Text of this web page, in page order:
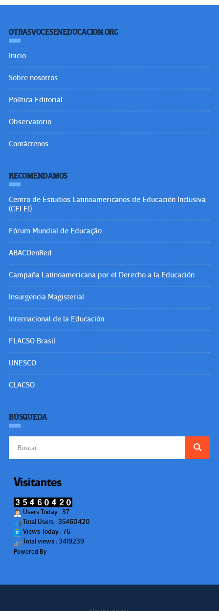
OTRASVOCESENEDUCACION.ORG
Inicio
Sobre nosotros
Política Editorial
Observatorio
Contáctenos
RECOMENDAMOS
Centro de Estudios Latinoamericanos de Educación Inclusiva
(CELEI)
Fórum Mundial de Educação
ABACOenRed
Campaña Latinoamericana por el Derecho a la Educación
Insurgencia Magisterial
Internacional de la Educación
FLACSO Brasil
UNESCO
CLACSO
BÚSQUEDA
Visitantes
Users Today : 37
Total Users : 35460420
Views Today : 76
Total views : 3419239
Powered By